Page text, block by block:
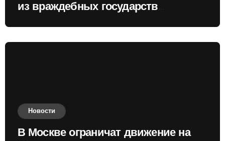
из враждебных государств
Новости
В Москве ограничат движение на